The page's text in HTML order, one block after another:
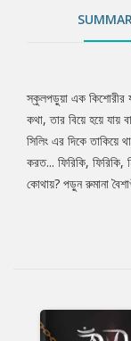
Tab
Article
স্কুলপড়ুয়া এক কিশোরীর
কথা, তার বিয়ে হয়ে যায়
সিলিং এর দিকে তাকিয়ে
করত... ফিরিকি, ফিরিকি,
কোথায়? পড়ুন রুমানা